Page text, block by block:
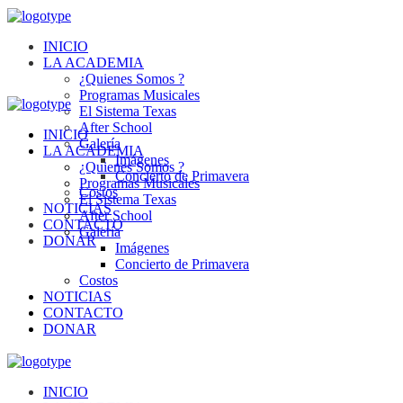
INICIO
LA ACADEMIA
¿Quienes Somos ?
Programas Musicales
El Sistema Texas
After School
Galería
Imágenes
Concierto de Primavera
Costos
NOTICIAS
CONTACTO
DONAR
INICIO
LA ACADEMIA
¿Quienes Somos ?
Programas Musicales
El Sistema Texas
After School
Galería
Imágenes
Concierto de Primavera
Costos
NOTICIAS
CONTACTO
DONAR
INICIO